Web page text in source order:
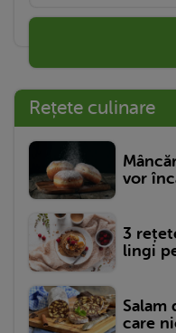
Rețete culinare
vor
3
lingi
Salam
care